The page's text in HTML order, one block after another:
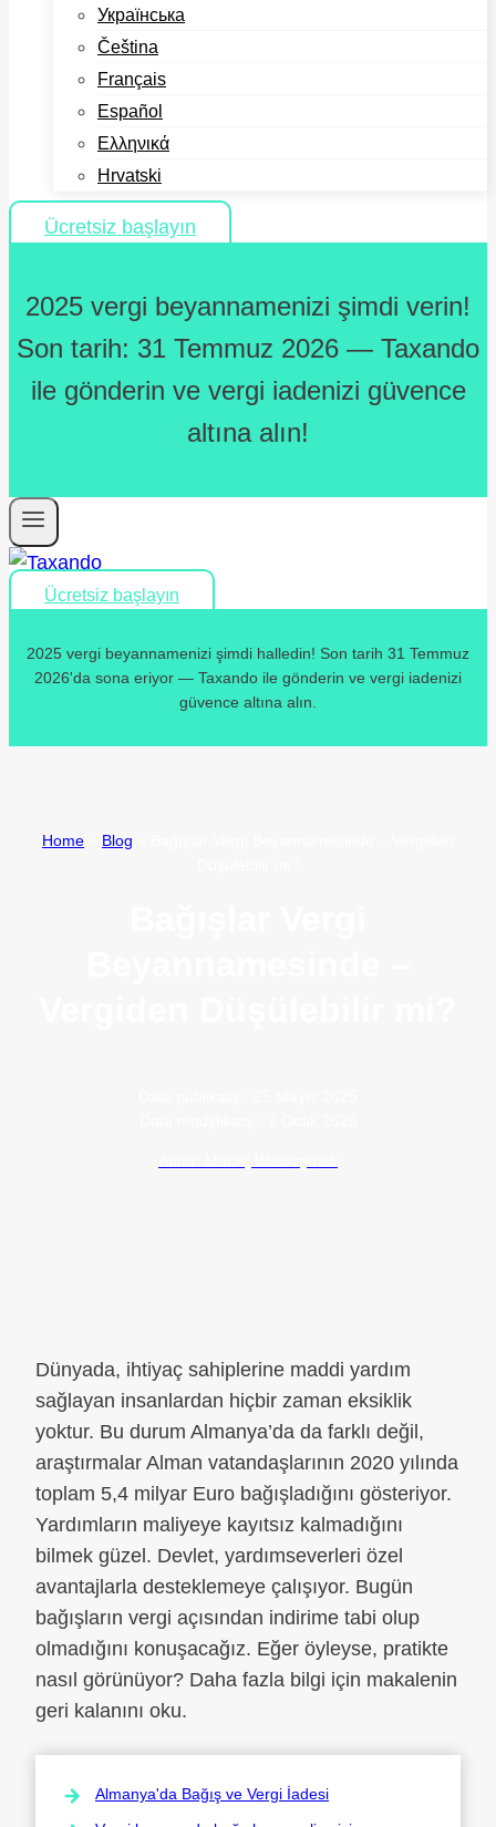
Українська
Čeština
Français
Español
Ελληνικά
Hrvatski
Ücretsiz başlayın
2025 vergi beyannamenizi şimdi verin!
Son tarih: 31 Temmuz 2026 — Taxando
ile gönderin ve vergi iadenizi güvence
altına alın!
Ücretsiz başlayın
2025 vergi beyannamenizi şimdi halledin! Son tarih 31 Temmuz
2026'da sona eriyor — Taxando ile gönderin ve vergi iadenizi
güvence altına alın.
Home Blog
Dünyada, ihtiyaç sahiplerine maddi yardım
sağlayan insanlardan hiçbir zaman eksiklik
yoktur. Bu durum Almanya’da da farklı değil,
araştırmalar Alman vatandaşlarının 2020 yılında
toplam 5,4 milyar Euro bağışladığını gösteriyor.
Yardımların maliyeye kayıtsız kalmadığını
bilmek güzel. Devlet, yardımseverleri özel
avantajlarla desteklemeye çalışıyor. Bugün
bağışların vergi açısından indirime tabi olup
olmadığını konuşacağız. Eğer öyleyse, pratikte
nasıl görünüyor? Daha fazla bilgi için makalenin
geri kalanını oku.
Almanya'da Bağış ve Vergi İadesi